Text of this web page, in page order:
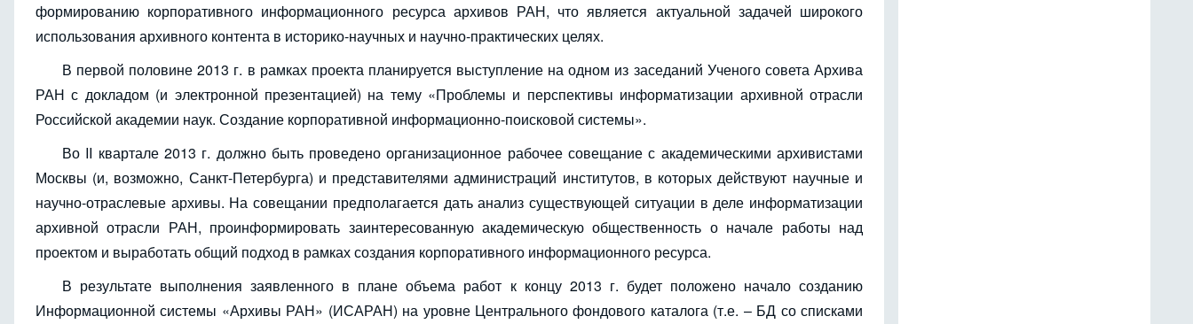
формированию корпоративного информационного ресурса архивов РАН, что является актуальной задачей широкого
использования архивного контента в историко-научных и научно-практических целях.
В первой половине 2013 г. в рамках проекта планируется выступление на одном из заседаний Ученого совета Архива
РАН с докладом (и электронной презентацией) на тему «Проблемы и перспективы информатизации архивной отрасли
Российской академии наук. Создание корпоративной информационно-поисковой системы».
Во II квартале 2013 г. должно быть проведено организационное рабочее совещание с академическими архивистами
Москвы (и, возможно, Санкт-Петербурга) и представителями администраций институтов, в которых действуют научные и
научно-отраслевые архивы. На совещании предполагается дать анализ существующей ситуации в деле информатизации
архивной отрасли РАН, проинформировать заинтересованную академическую общественность о начале работы над
проектом и выработать общий подход в рамках создания корпоративного информационного ресурса.
В результате выполнения заявленного в плане объема работ к концу 2013 г. будет положено начало созданию
Информационной системы «Архивы РАН» (ИСАРАН) на уровне Центрального фондового каталога (т.е. – БД со списками